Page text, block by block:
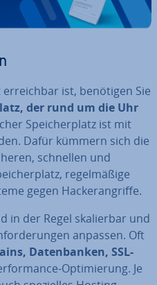
ist, benötigen Sie
der rund um die Uhr
Spei­cher­platz ist mit
Dafür kümmern sich die
schnellen und
re­gel­mä­ßi­ge
gegen Ha­cker­an­grif­fe.
in der Regel ska­lier­bar und
anpassen. Oft
Da­ten­ban­ken, SSL-
Op­ti­mie­rung. Je